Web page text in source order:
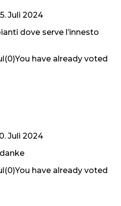
Juli 2024
dove serve l’innesto
(0)You have already voted
Juli 2024
(0)You have already voted